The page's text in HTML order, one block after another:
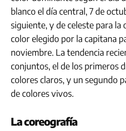
blanco el día central, 7 de
siguiente, y de celeste para la
color elegido por la capitana
noviembre. La tendencia
conjuntos, el de los primeros
colores claros, y un segundo
de colores vivos.
La coreografía